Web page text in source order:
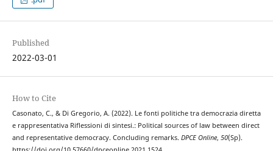
Published
2022-03-01
How to Cite
Casonato, C., & Di Gregorio, A. (2022). Le fonti politiche tra democrazia diretta
e rappresentativa Riflessioni di sintesi.: Political sources of law between direct
and representative democracy. Concluding remarks. DPCE Online, 50(Sp).